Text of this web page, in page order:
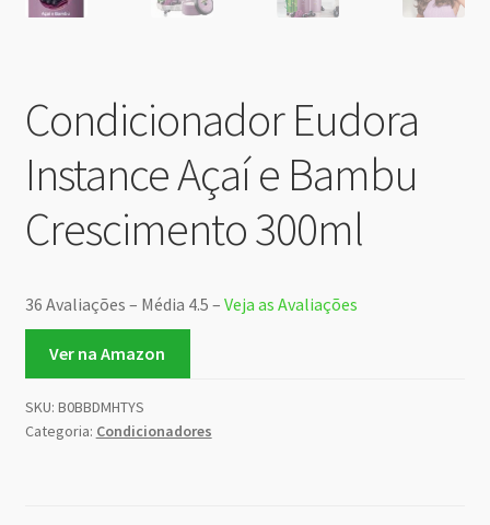
Condicionador Eudora
Instance Açaí e Bambu
Crescimento 300ml
36 Avaliações – Média 4.5 – Veja as Avaliações
Ver na Amazon
SKU: B0BBDMHTYS
Categoria: Condicionadores